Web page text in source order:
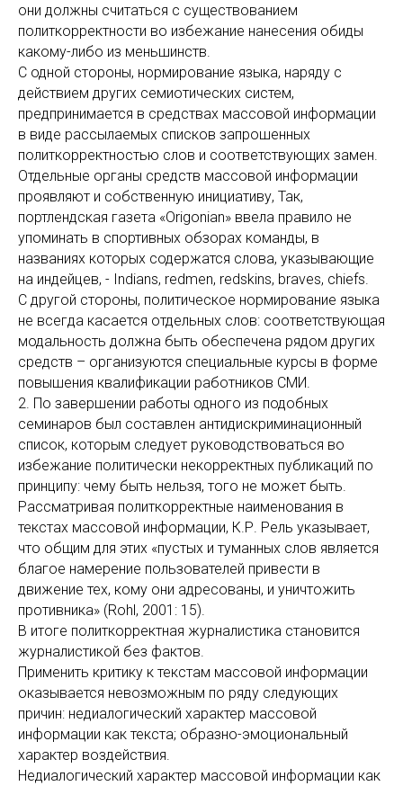
они должны считаться с существованием
политкорректности во избежание нанесения обиды
какому-либо из меньшинств.
С одной стороны, нормирование языка, наряду с
действием других семиотических систем,
предпринимается в средствах массовой информации
в виде рассылаемых списков запрошенных
политкорректностью слов и соответствующих замен.
Отдельные органы средств массовой информации
проявляют и собственную инициативу, Так,
портлендская газета «Origonian» ввела правило не
упоминать в спортивных обзорах команды, в
названиях которых содержатся слова, указывающие
на индейцев, - Indians, redmen, redskins, braves, chiefs.
С другой стороны, политическое нормирование языка
не всегда касается отдельных слов: соответствующая
модальность должна быть обеспечена рядом других
средств – организуются специальные курсы в форме
повышения квалификации работников СМИ.
2. По завершении работы одного из подобных
семинаров был составлен антидискриминационный
список, которым следует руководствоваться во
избежание политически некорректных публикаций по
принципу: чему быть нельзя, того не может быть.
Рассматривая политкорректные наименования в
текстах массовой информации, К.Р. Рель указывает,
что общим для этих «пустых и туманных слов является
благое намерение пользователей привести в
движение тех, кому они адресованы, и уничтожить
противника» (Rohl, 2001: 15).
В итоге политкорректная журналистика становится
журналистикой без фактов.
Применить критику к текстам массовой информации
оказывается невозможным по ряду следующих
причин: недиалогический характер массовой
информации как текста; образно-эмоциональный
характер воздействия.
Недиалогический характер массовой информации как